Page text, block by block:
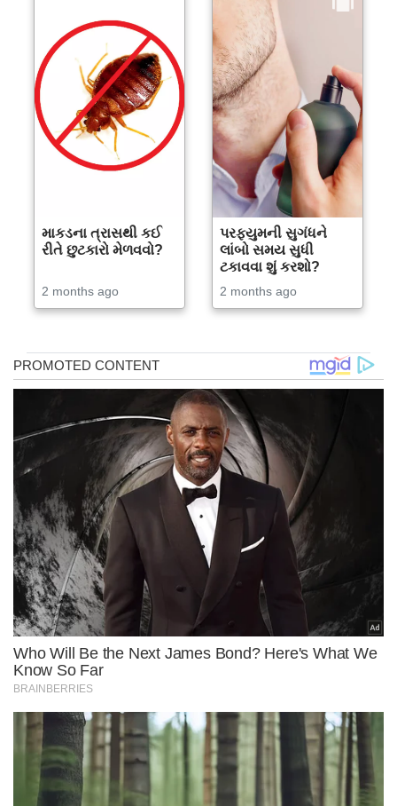
માકડના ત્રાસથી કઈ
રીતે છુટકારો મેળવવો?
2 months ago
પરફ્યુમની સુગંધને
લાંબો સમય સુધી
ટકાવવા શું કરશો?
2 months ago